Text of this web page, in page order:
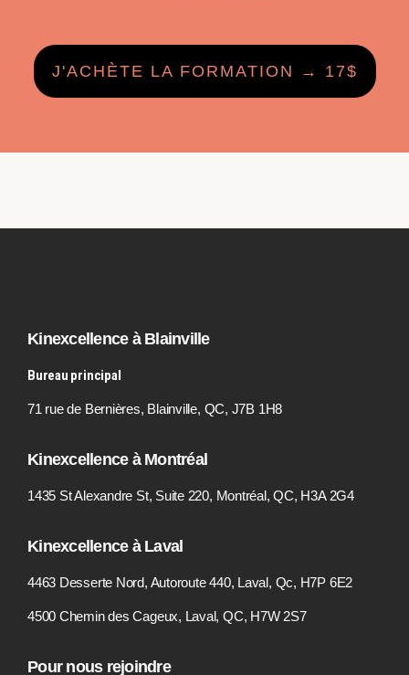
J'ACHÈTE LA FORMATION → 17$
Kinexcellence à Blainville
Bureau principal
71 rue de Bernières, Blainville, QC, J7B 1H8
Kinexcellence à Montréal
1435 St Alexandre St, Suite 220, Montréal, QC, H3A 2G4
Kinexcellence à Laval
4463 Desserte Nord, Autoroute 440, Laval, Qc, H7P 6E2
4500 Chemin des Cageux, Laval, QC, H7W 2S7
Pour nous rejoindre